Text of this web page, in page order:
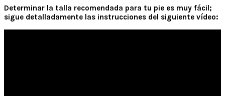
Determinar la talla recomendada para tu pie es muy fácil;
sigue detalladamente las instrucciones del siguiente vídeo: